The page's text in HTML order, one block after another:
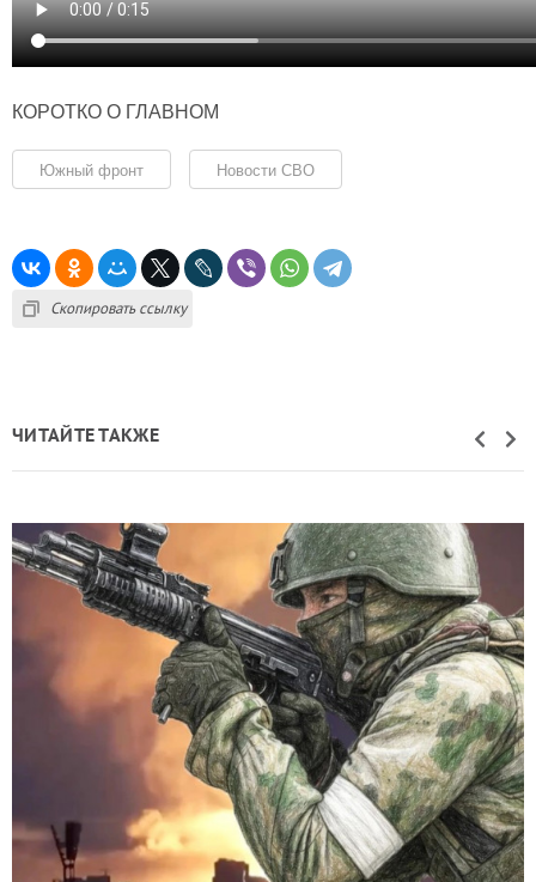
КОРОТКО О ГЛАВНОМ
Южный фронт Новости СВО
Скопировать ссылку
ЧИТАЙТЕ ТАКЖЕ